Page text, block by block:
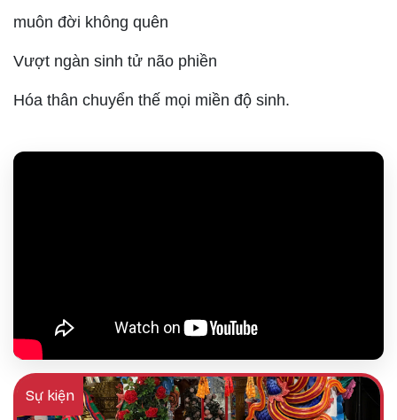
muôn đời không quên
Vượt ngàn sinh tử não phiền
Hóa thân chuyển thế mọi miền độ sinh.
Sự kiện